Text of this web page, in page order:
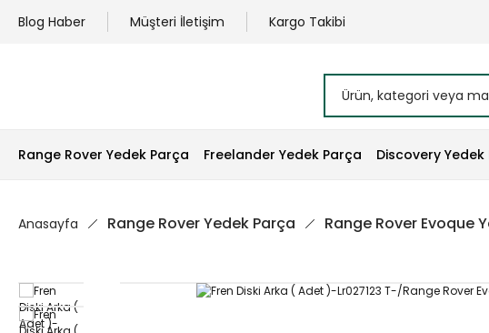
Blog Haber Müşteri İletişim Kargo Takibi
Range Rover Yedek Parça Freelander Yedek Parça Discovery Yedek
Anasayfa Range Rover Yedek Parça Range Rover Evoque